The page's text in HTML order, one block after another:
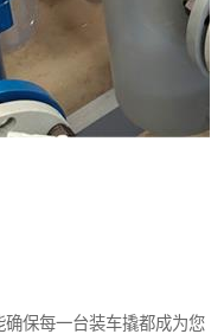
保每一台装车撬都成为您